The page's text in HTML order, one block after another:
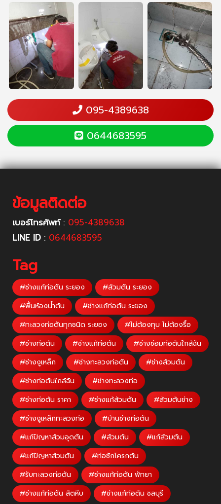
095-4389638
0644683595
ข้อมูลติดต่อ
เบอร์โทรศัพท์: 095-4389638
LINE ID : 0644683595
Tag
#ช่างแก้ท่อตัน ระยอง
#ส้วมตัน ระยอง
#พื้นห้องน้ำตัน
#ช่างแก้ท่อตัน ระยอง
#ทะลวงท่อตันทุกชนิด ระยอง
#ไม่ต้องทุบ ไม่ต้องรื้อ
#ช่างท่อตัน
#ช่างแก้ท่อตัน
#ช่างซ่อมท่อตันใกล้ฉัน
#ช่างงูเหล็ก
#ช่างทะลวงท่อตัน
#ช่างส้วมตัน
#ช่างท่อตันใกล้ฉัน
#ช่างทะลวงท่อ
#ช่างท่อตัน ราคา
#ช่างแก้ส้วมตัน
#ส้วมตันช่าง
#ช่างงูเหล็กทะลวงท่อ
#บ้านช่างท่อตัน
#แก้ปัญหาส้วมอุดตัน
#ส้วมตัน
#แก้ส้วมตัน
#แก้ปัญหาส้วมตัน
#ท่อชักโครกตัน
#รับทะลวงท่อตัน
#ช่างแก้ท่อตัน พัทยา
#ช่างแก้ท่อตัน สัตหีบ
#ช่างแก้ท่อตัน ชลบุรี